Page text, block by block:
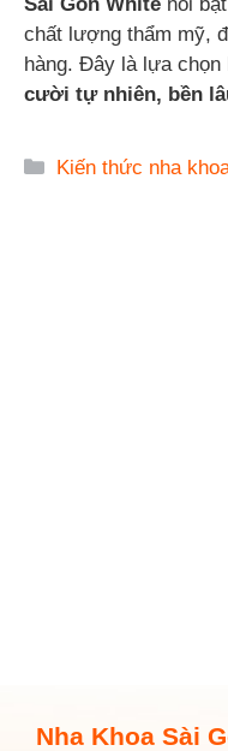
chất lượng thẩm mỹ,
hàng. Đây là lựa chọn
cười tự nhiên, bền
Danh
Kiến thức nha
Nha Khoa Sài